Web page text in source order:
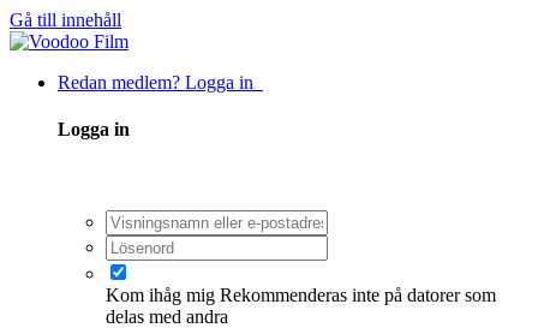
Gå till innehåll
Redan medlem? Logga in
Logga in
Kom ihåg mig Rekommenderas inte på datorer som
delas med andra